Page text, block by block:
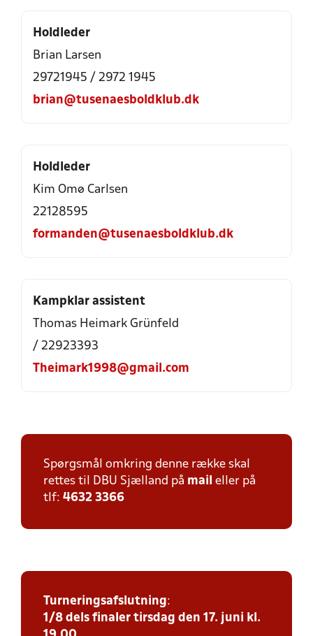
Holdleder
Brian Larsen
29721945 / 2972 1945
brian@tusenaesboldklub.dk
Holdleder
Kim Omø Carlsen
22128595
formanden@tusenaesboldklub.dk
Kampklar assistent
Thomas Heimark Grünfeld
/ 22923393
Theimark1998@gmail.com
Spørgsmål omkring denne række skal
rettes til DBU Sjælland på mail eller på
tlf: 4632 3366
Turneringsafslutning:
1/8 dels finaler tirsdag den 17. juni kl.